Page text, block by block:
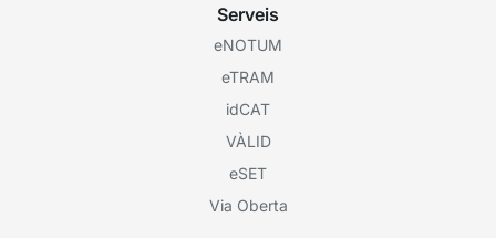
Serveis
eNOTUM
eTRAM
idCAT
VÀLID
eSET
Via Oberta